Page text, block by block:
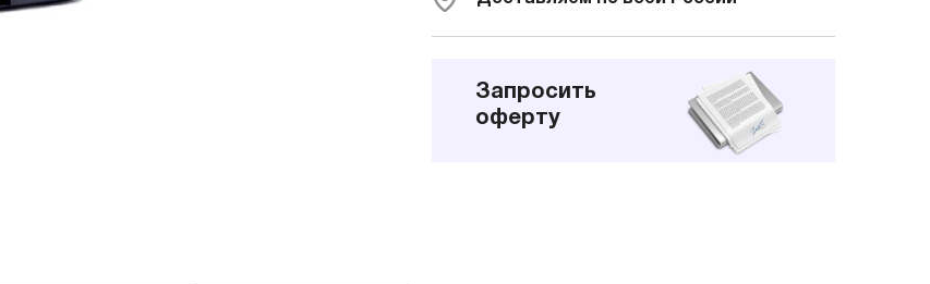
Запросить
оферту